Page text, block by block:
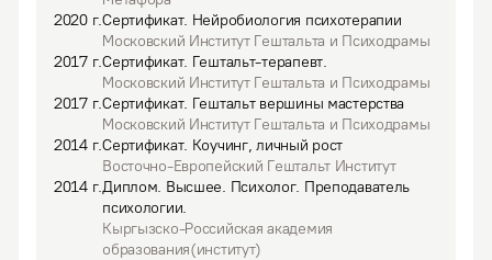
2020г.Сертификат. Нейробиология психотерапии
Московский Институт Гештальта и Психодрамы
2017г.Сертификат. Гештальт-терапевт.
Московский Институт Гештальта и Психодрамы
2017г.Сертификат. Гештальт вершины мастерства
Московский Институт Гештальта и Психодрамы
2014г.Сертификат. Коучинг, личный рост
Восточно-Европейский Гештальт Институт
2014г.Диплом. Высшее. Психолог. Преподаватель
психологии.
Кыргызско-Российская академия
образования(институт)